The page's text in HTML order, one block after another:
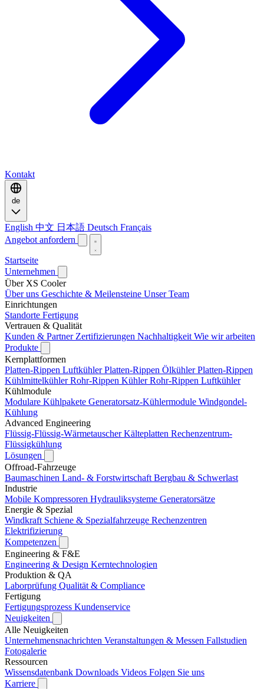
Kontakt
de
English 中文 日本語 Deutsch Français
Angebot anfordern
Startseite
Unternehmen
Über XS Cooler
Über uns Geschichte & Meilensteine Unser Team
Einrichtungen
Standorte Fertigung
Vertrauen & Qualität
Kunden & Partner Zertifizierungen Nachhaltigkeit Wie wir arbeiten
Produkte
Kernplattformen
Platten-Rippen LuftkühlerPlatten-Rippen ÖlkühlerPlatten-Rippen
KühlmittelkühlerRohr-Rippen KühlerRohr-Rippen Luftkühler
Kühlmodule
Modulare Kühlpakete Generatorsatz-Kühlermodule Windgondel-
Kühlung
Advanced Engineering
Flüssig-Flüssig-WärmetauscherKälteplatten Rechenzentrum-
Flüssigkühlung
Lösungen
Offroad-Fahrzeuge
Baumaschinen Land- & Forstwirtschaft Bergbau & Schwerlast
Industrie
Mobile Kompressoren Hydrauliksysteme Generatorsätze
Energie & Spezial
Windkraft Schiene & Spezialfahrzeuge Rechenzentren
Elektrifizierung
Kompetenzen
Engineering & F&E
Engineering & Design Kerntechnologien
Produktion & QA
Laborprüfung Qualität & Compliance
Fertigung
Fertigungsprozess Kundenservice
Neuigkeiten
Alle Neuigkeiten
Unternehmensnachrichten Veranstaltungen & Messen Fallstudien
Fotogalerie
Ressourcen
Wissensdatenbank Downloads Videos Folgen Sie uns
Karriere